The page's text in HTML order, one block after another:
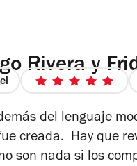
Rivera y
5
5
estrellas
del lenguaje
creada. Hay que
son nada si los